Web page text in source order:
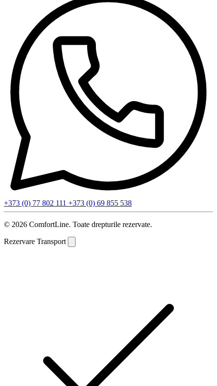
+373 (0) 77 802 111 +373 (0) 69 855 538
© 2026 ComfortLine. Toate drepturile rezervate.
Rezervare Transport